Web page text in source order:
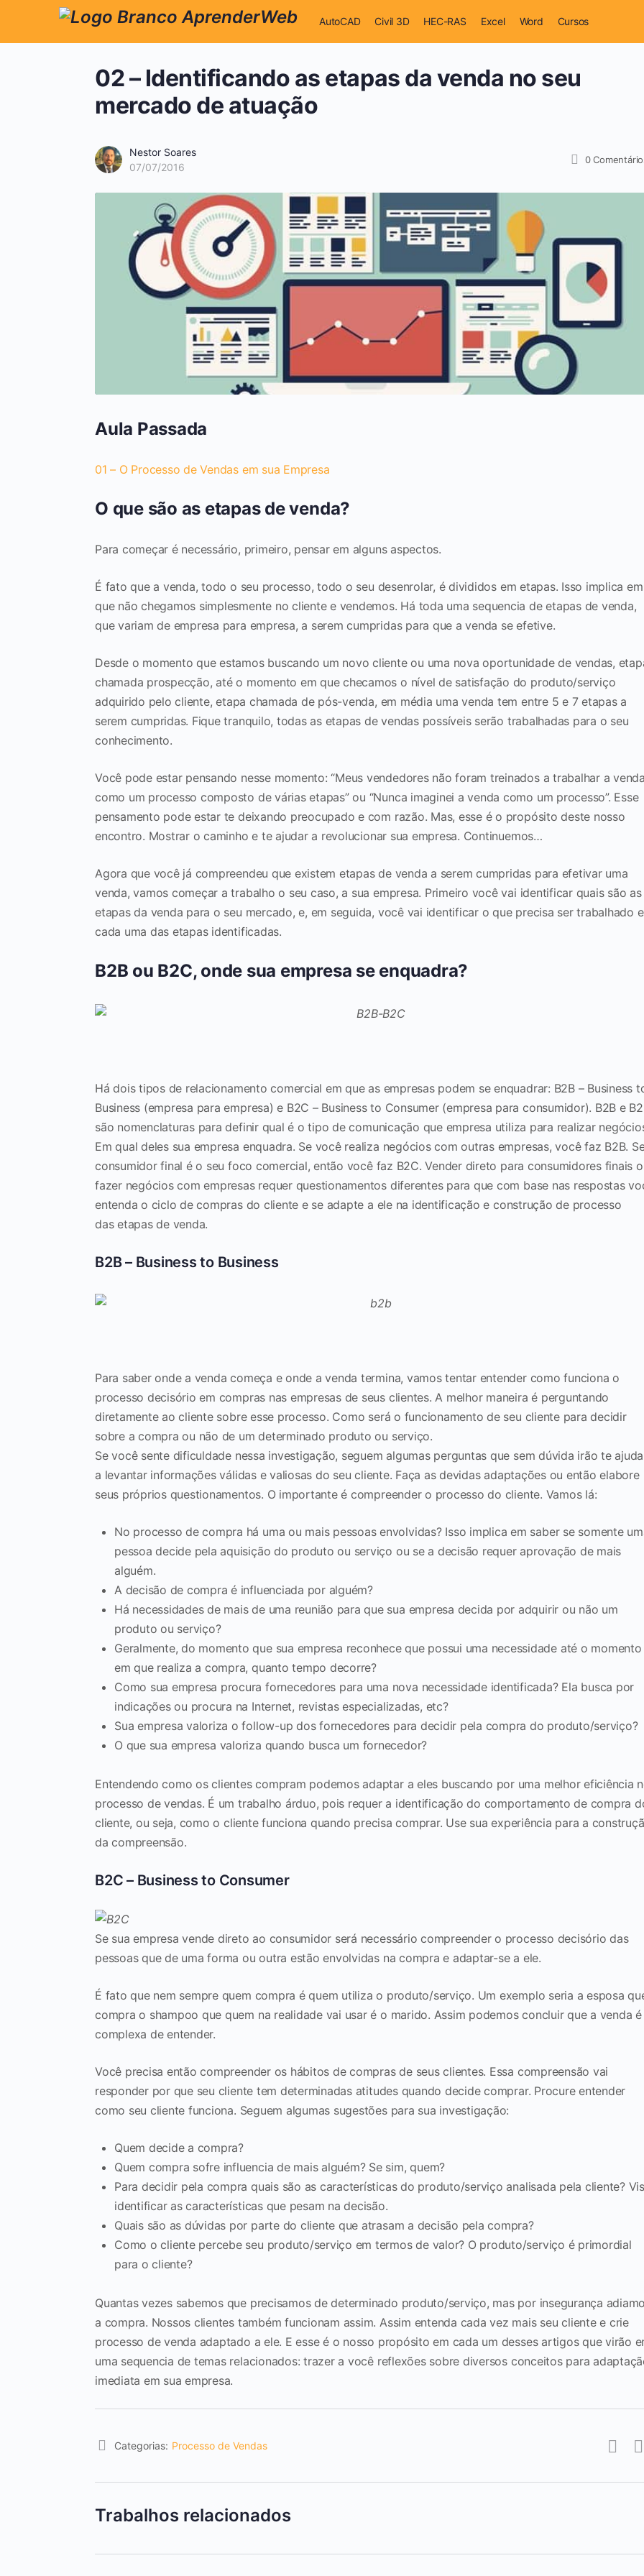
AutoCAD Civil 3D HEC-RAS Excel Word Cursos
02 – Identificando as etapas da venda no seu
mercado de atuação
Nestor Soares
07/07/2016
0
Aula Passada
01 – O Processo de Vendas em sua Empresa
O que são as etapas de venda?
Para começar é necessário, primeiro, pensar em alguns aspectos.
É fato que a venda, todo o seu processo, todo o seu desenrolar, é divididos em etapas. Isso implica em
que não chegamos simplesmente no cliente e vendemos. Há toda uma sequencia de etapas de venda,
que variam de empresa para empresa, a serem cumpridas para que a venda se efetive.
Desde o momento que estamos buscando um novo cliente ou uma nova oportunidade de vendas,
chamada prospecção, até o momento em que checamos o nível de satisfação do produto/serviço
adquirido pelo cliente, etapa chamada de pós-venda, em média uma venda tem entre 5 e 7 etapas a
serem cumpridas. Fique tranquilo, todas as etapas de vendas possíveis serão trabalhadas para o seu
conhecimento.
Você pode estar pensando nesse momento: “Meus vendedores não foram treinados a trabalhar a
como um processo composto de várias etapas” ou “Nunca imaginei a venda como um processo”. Esse
pensamento pode estar te deixando preocupado e com razão. Mas, esse é o propósito deste nosso
encontro. Mostrar o caminho e te ajudar a revolucionar sua empresa. Continuemos…
Agora que você já compreendeu que existem etapas de venda a serem cumpridas para efetivar uma
venda, vamos começar a trabalho o seu caso, a sua empresa. Primeiro você vai identificar quais são as
etapas da venda para o seu mercado, e, em seguida, você vai identificar o que precisa ser trabalhado
cada uma das etapas identificadas.
B2B ou B2C, onde sua empresa se enquadra?
Há dois tipos de relacionamento comercial em que as empresas podem se enquadrar: B2B – Business
Business (empresa para empresa) e B2C – Business to Consumer (empresa para consumidor). B2B e
são nomenclaturas para definir qual é o tipo de comunicação que empresa utiliza para realizar
Em qual deles sua empresa enquadra. Se você realiza negócios com outras empresas, você faz B2B.
consumidor final é o seu foco comercial, então você faz B2C. Vender direto para consumidores finais
fazer negócios com empresas requer questionamentos diferentes para que com base nas respostas
entenda o ciclo de compras do cliente e se adapte a ele na identificação e construção de processo
das etapas de venda.
B2B – Business to Business
Para saber onde a venda começa e onde a venda termina, vamos tentar entender como funciona o
processo decisório em compras nas empresas de seus clientes. A melhor maneira é perguntando
diretamente ao cliente sobre esse processo. Como será o funcionamento de seu cliente para decidir
sobre a compra ou não de um determinado produto ou serviço.
Se você sente dificuldade nessa investigação, seguem algumas perguntas que sem dúvida irão te
a levantar informações válidas e valiosas do seu cliente. Faça as devidas adaptações ou então elabore
seus próprios questionamentos. O importante é compreender o processo do cliente. Vamos lá:
No processo de compra há uma ou mais pessoas envolvidas? Isso implica em saber se somente
pessoa decide pela aquisição do produto ou serviço ou se a decisão requer aprovação de mais
alguém.
A decisão de compra é influenciada por alguém?
Há necessidades de mais de uma reunião para que sua empresa decida por adquirir ou não um
produto ou serviço?
Geralmente, do momento que sua empresa reconhece que possui uma necessidade até o momento
em que realiza a compra, quanto tempo decorre?
Como sua empresa procura fornecedores para uma nova necessidade identificada? Ela busca por
indicações ou procura na Internet, revistas especializadas, etc?
Sua empresa valoriza o follow-up dos fornecedores para decidir pela compra do produto/serviço?
O que sua empresa valoriza quando busca um fornecedor?
Entendendo como os clientes compram podemos adaptar a eles buscando por uma melhor eficiência
processo de vendas. É um trabalho árduo, pois requer a identificação do comportamento de compra
cliente, ou seja, como o cliente funciona quando precisa comprar. Use sua experiência para a
da compreensão.
B2C – Business to Consumer
Se sua empresa vende direto ao consumidor será necessário compreender o processo decisório das
pessoas que de uma forma ou outra estão envolvidas na compra e adaptar-se a ele.
É fato que nem sempre quem compra é quem utiliza o produto/serviço. Um exemplo seria a esposa
compra o shampoo que quem na realidade vai usar é o marido. Assim podemos concluir que a venda é
complexa de entender.
Você precisa então compreender os hábitos de compras de seus clientes. Essa compreensão vai
responder por que seu cliente tem determinadas atitudes quando decide comprar. Procure entender
como seu cliente funciona. Seguem algumas sugestões para sua investigação:
Quem decide a compra?
Quem compra sofre influencia de mais alguém? Se sim, quem?
Para decidir pela compra quais são as características do produto/serviço analisada pela cliente?
identificar as características que pesam na decisão.
Quais são as dúvidas por parte do cliente que atrasam a decisão pela compra?
Como o cliente percebe seu produto/serviço em termos de valor? O produto/serviço é primordial
para o cliente?
Quantas vezes sabemos que precisamos de determinado produto/serviço, mas por insegurança
a compra. Nossos clientes também funcionam assim. Assim entenda cada vez mais seu cliente e crie
processo de venda adaptado a ele. E esse é o nosso propósito em cada um desses artigos que virão
uma sequencia de temas relacionados: trazer a você reflexões sobre diversos conceitos para
imediata em sua empresa.
Categorias: Processo de Vendas
Trabalhos relacionados